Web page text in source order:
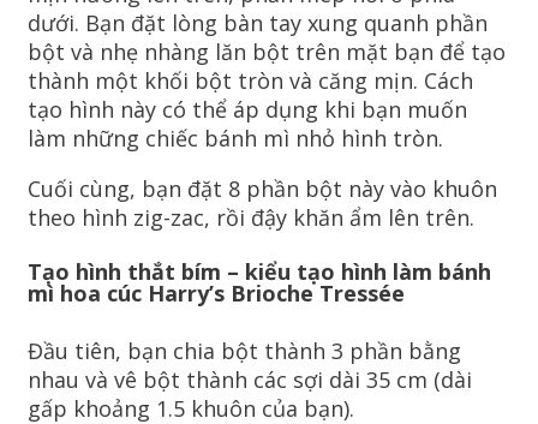
dưới. Bạn đặt lòng bàn tay xung quanh phần
bột và nhẹ nhàng lăn bột trên mặt bạn để tạo
thành một khối bột tròn và căng mịn. Cách
tạo hình này có thể áp dụng khi bạn muốn
làm những chiếc bánh mì nhỏ hình tròn.
Cuối cùng, bạn đặt 8 phần bột này vào khuôn
theo hình zig-zac, rồi đậy khăn ẩm lên trên.
Tạo hình thắt bím – kiểu tạo hình làm bánh
mì hoa cúc Harry’s Brioche Tressée
Đầu tiên, bạn chia bột thành 3 phần bằng
nhau và vê bột thành các sợi dài 35 cm (dài
gấp khoảng 1.5 khuôn của bạn).